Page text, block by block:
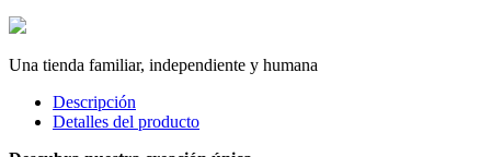
Una tienda familiar, independiente y humana
Descripción
Detalles del producto